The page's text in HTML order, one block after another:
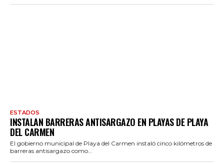
ESTADOS
INSTALAN BARRERAS ANTISARGAZO EN PLAYAS DE PLAYA
DEL CARMEN
El gobierno municipal de Playa del Carmen instaló cinco kilómetros de
barreras antisargazo como...